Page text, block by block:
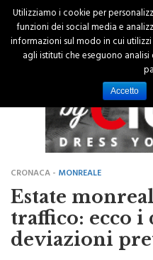
CRONACA - MONREALE
Estate
traffico: ecco i
deviazioni
Utilizziamo i cookie per
funzioni dei social media e
informazioni sul modo in cui
agli istituti che eseguono
Accetto